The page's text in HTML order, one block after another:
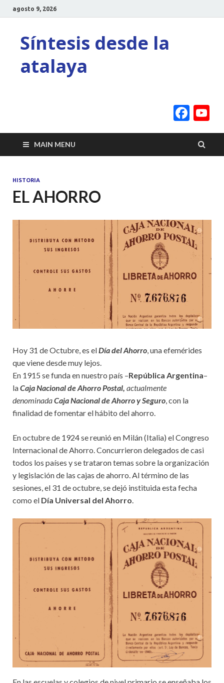
agosto 9, 2026
Síntesis desde la
atalaya
MAIN MENU
HISTORIA
EL AHORRO
Hoy 31 de Octubre, es el Día del Ahorro , una efemérides
que viene desde muy lejos.
En 1915 se funda en nuestro país –República Argentina–
laCaja Nacional de Ahorro Postal, actualmente
denominadaCaja Nacional de Ahorro y Seguro , con la
finalidad de fomentar el hábito del ahorro.
En octubre de 1924 se reunió en Milán (Italia) el Congreso
Internacional de Ahorro. Concurrieron delegados de casi
todos los países y se trataron temas sobre la organización
y legislación de las cajas de ahorro. Al término de las
sesiones, el 31 de octubre, se dejó instituida esta fecha
como el Día Universal del Ahorro